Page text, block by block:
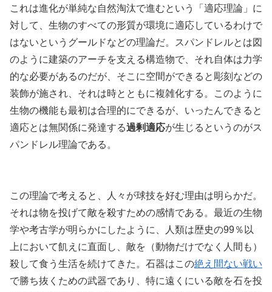
これは進化が単純な自然淘汰で進むという「適応理論」に
対して、生物のすべての形質が環境に適応しているわけで
はないというグールドなどの理論だ。スパンドレルとは図
のように建築のアーチを支える構造物で、それ自体は力学
的な必要があるのだが、そこに空間ができると彫刻などの
装飾が施され、それは時とともに複雑化する。このように
生物の機能も最初は合理的にできるが、いったんできると
適応とは無関係に発達する過剰適応が生じるというのがス
パンドレル理論である。
この理論で考えると、人々が球技を好む理由は明らかだ。
それは物を投げて敵を殺すための感情である。最近の生物
学や考古学が明らかにしたように、人類は歴史の99％以
上において飢えに直面し、敵を（動物だけでなく人間も）
殺して食う生活を続けてきた。石器はこの絶え間ない戦い
で勝ち抜くための武器であり、特に遠くにいる敵を石を投